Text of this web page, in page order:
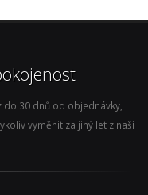
30 dnů od objednávky,
vyměnit za jiný let z naší